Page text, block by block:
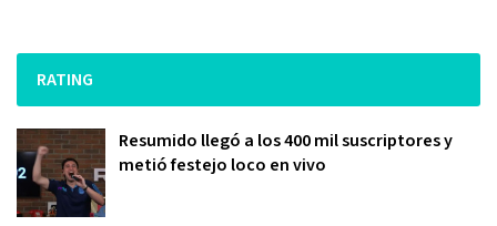
RATING
Resumido llegó a los 400 mil suscriptores y
metió festejo loco en vivo